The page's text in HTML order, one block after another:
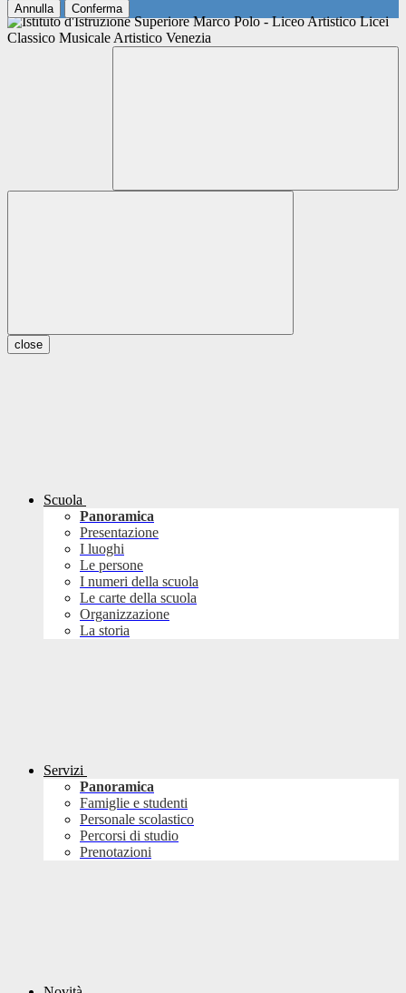
Annulla Conferma
close
Scuola
Panoramica
Presentazione
I luoghi
Le persone
I numeri della scuola
Le carte della scuola
Organizzazione
La storia
Servizi
Panoramica
Famiglie e studenti
Personale scolastico
Percorsi di studio
Prenotazioni